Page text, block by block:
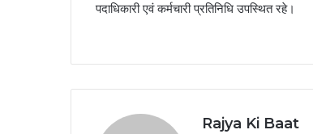
पदाधिकारी एवं कर्मचारी प्रतिनिधि उपस्थित रहे।
Rajya Ki Baat